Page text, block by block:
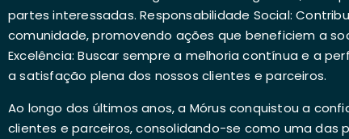
partes interessadas. Responsabilidade Social:
comunidade, promovendo ações que beneficiem a
Excelência: Buscar sempre a melhoria contínua e a
a satisfação plena dos nossos clientes e parceiros.
Ao longo dos últimos anos, a Mórus conquistou a
clientes e parceiros, consolidando-se como uma das